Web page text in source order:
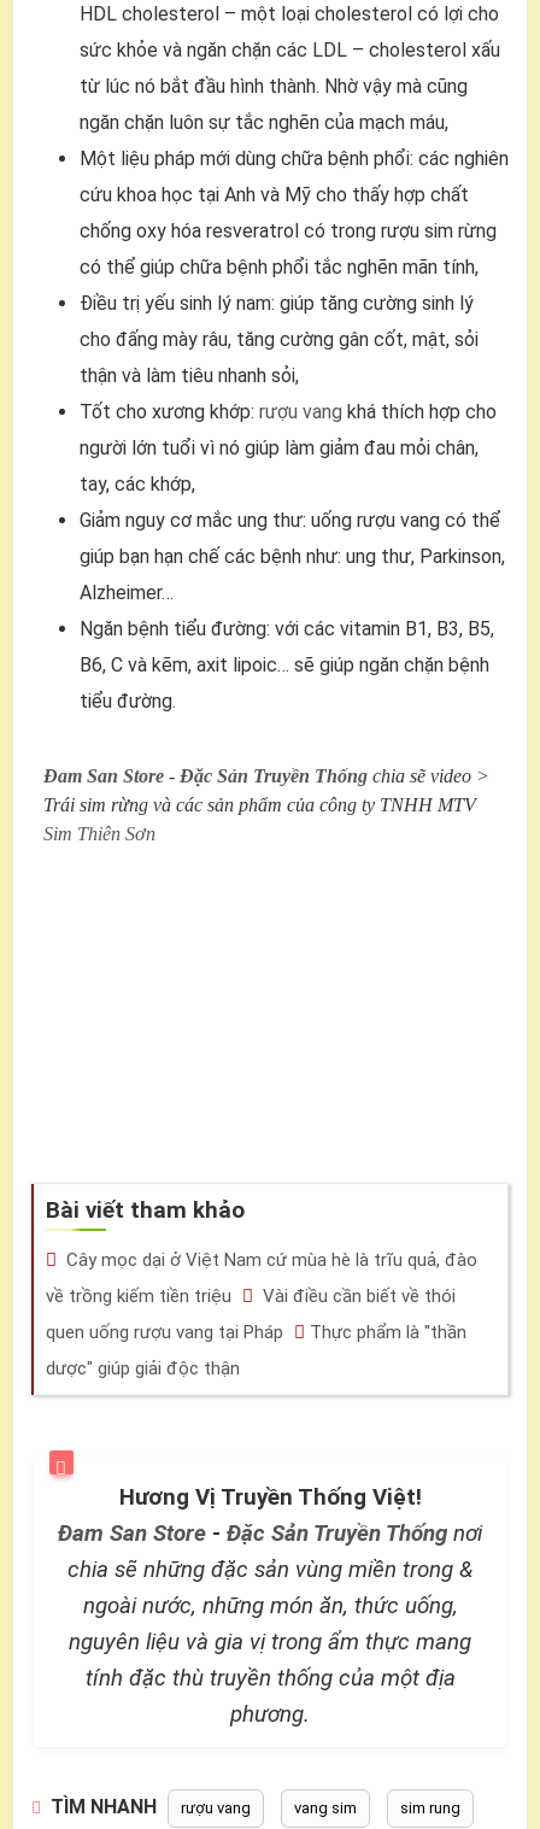
HDL cholesterol – một loại cholesterol có lợi cho
sức khỏe và ngăn chặn các LDL – cholesterol xấu
từ lúc nó bắt đầu hình thành. Nhờ vậy mà cũng
ngăn chặn luôn sự tắc nghẽn của mạch máu,
Một liệu pháp mới dùng chữa bệnh phổi: các nghiên
cứu khoa học tại Anh và Mỹ cho thấy hợp chất
chống oxy hóa resveratrol có trong rượu sim rừng
có thể giúp chữa bệnh phổi tắc nghẽn mãn tính,
Điều trị yếu sinh lý nam: giúp tăng cường sinh lý
cho đấng mày râu, tăng cường gân cốt, mật, sỏi
thận và làm tiêu nhanh sỏi,
Tốt cho xương khớp: rượu vang khá thích hợp cho
người lớn tuổi vì nó giúp làm giảm đau mỏi chân,
tay, các khớp,
Giảm nguy cơ mắc ung thư: uống rượu vang có thể
giúp bạn hạn chế các bệnh như: ung thư, Parkinson,
Alzheimer…
Ngăn bệnh tiểu đường: với các vitamin B1, B3, B5,
B6, C và kẽm, axit lipoic… sẽ giúp ngăn chặn bệnh
tiểu đường.
Đam San Store - Đặc Sản Truyền Thống chia sẽ video >
Trái sim rừng và các sản phẩm của công ty TNHH MTV
Sim Thiên Sơn
Bài viết tham khảo
Cây mọc dại ở Việt Nam cứ mùa hè là trĩu quả, đào
về trồng kiếm tiền triệu
Vài điều cần biết về thói
quen uống rượu vang tại Pháp
Thực phẩm là "thần
dược" giúp giải độc thận
Hương Vị Truyền Thống Việt!
Đam San Store - Đặc Sản Truyền Thống nơi
chia sẽ những đặc sản vùng miền trong &
ngoài nước, những món ăn, thức uống,
nguyên liệu và gia vị trong ẩm thực mang
tính đặc thù truyền thống của một địa
phương.
TÌM NHANH rượu vang vang sim sim rung